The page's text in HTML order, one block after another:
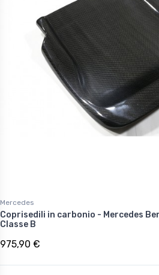
Mercedes
Coprisedili in carbonio - Mercedes
Classe B
975,90 €